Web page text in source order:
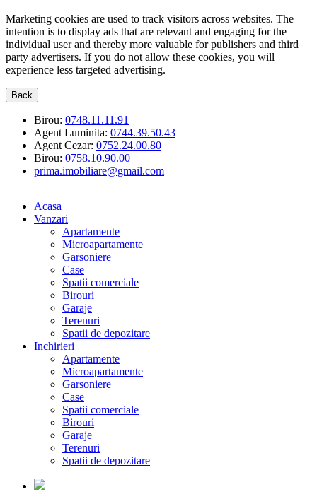
Marketing cookies are used to track visitors across websites. The
intention is to display ads that are relevant and engaging for the
individual user and thereby more valuable for publishers and third
party advertisers. If you do not allow these cookies, you will
experience less targeted advertising.
Back
Birou: 0748.11.11.91
Agent Luminita: 0744.39.50.43
Agent Cezar: 0752.24.00.80
Birou: 0758.10.90.00
prima.imobiliare@gmail.com
Acasa
Vanzari
Apartamente
Microapartamente
Garsoniere
Case
Spatii comerciale
Birouri
Garaje
Terenuri
Spatii de depozitare
Inchirieri
Apartamente
Microapartamente
Garsoniere
Case
Spatii comerciale
Birouri
Garaje
Terenuri
Spatii de depozitare